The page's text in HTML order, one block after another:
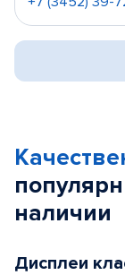
наличии
Дисплеи